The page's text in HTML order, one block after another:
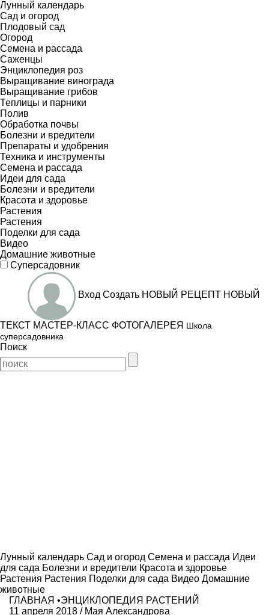
Лунный календарь
Сад и огород
Плодовый сад
Огород
Семена и рассада
Саженцы
Энциклопедия роз
Выращивание винограда
Выращивание грибов
Теплицы и парники
Полив
Обработка почвы
Болезни и вредители
Препараты и удобрения
Техника и инструменты
Семена и рассада
Идеи для сада
Болезни и вредители
Красота и здоровье
Растения
Растения
Поделки для сада
Видео
Домашние животные
Суперсадовник
Вход Создать НОВЫЙ РЕЦЕПТ НОВЫЙ
ТЕКСТ МАСТЕР-КЛАСС ФОТОГАЛЕРЕЯ Школа
суперсадовника
Поиск
Лунный календарь Сад и огород Семена и рассада Идеи
для сада Болезни и вредители Красота и здоровье
Растения Растения Поделки для сада Видео Домашние
животные
ГЛАВНАЯ •ЭНЦИКЛОПЕДИЯ РАСТЕНИЙ
11 апреля 2018 / Мая Александрова